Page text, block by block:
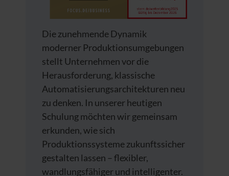
Die zunehmende Dynamik
moderner Produktionsumgebungen
stellt Unternehmen vor die
Herausforderung, klassische
Automatisierungsarchitekturen neu
zu denken. In unserer heutigen
Schulung möchten wir gemeinsam
erkunden, wie sich
Produktionssysteme zukunftssicher
gestalten lassen – flexibler,
wandlungsfähiger und intelligenter.